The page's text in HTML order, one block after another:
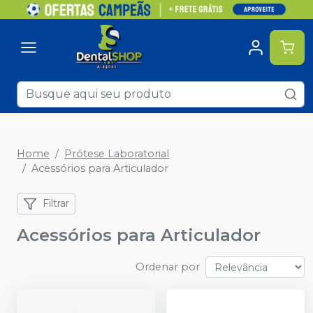
Home
Prótese Laboratorial
Acessórios para Articulador
Filtrar
Acessórios para Articulador
Ordenar por